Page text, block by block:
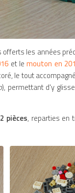
offerts les années
et lemouton en
le tout
), permettant d'y
pièces, reparties en